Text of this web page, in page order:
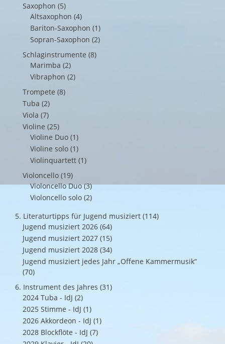
Saxophon (5)
Altsaxophon (4)
Bariton-Saxophon (1)
Sopran-Saxophon (2)
Schlaginstrumente (8)
Marimba (2)
Vibraphon (2)
Trompete (8)
Tuba (2)
Viola (7)
Violine (25)
Violine Duo (1)
Violine solo (1)
Violinquartett (1)
Violoncello (19)
Violoncello Duo (3)
Violoncello solo (2)
5. Literaturtipps für Jugend musiziert (114)
Jugend musiziert 2026 (64)
Jugend musiziert 2027 (15)
Jugend musiziert 2028 (34)
Jugend musiziert jedes Jahr „Offene Kammermusik“
(70)
6. Instrument des Jahres (31)
2024 Tuba - IdJ (2)
2025 Stimme - IdJ (1)
2026 Akkordeon - IdJ (1)
2028 Blockflöte - IdJ (7)